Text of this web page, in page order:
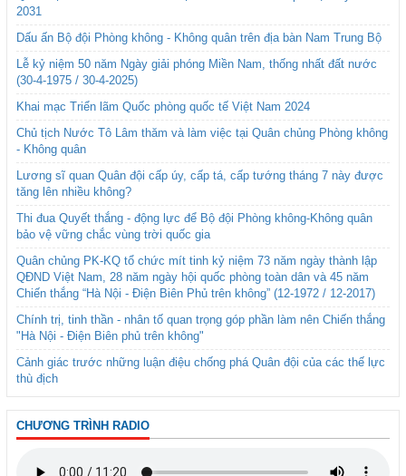
2031
Dấu ấn Bộ đội Phòng không - Không quân trên địa bàn Nam Trung Bộ
Lễ kỷ niệm 50 năm Ngày giải phóng Miền Nam, thống nhất đất nước
(30-4-1975 / 30-4-2025)
Khai mạc Triển lãm Quốc phòng quốc tế Việt Nam 2024
Chủ tịch Nước Tô Lâm thăm và làm việc tại Quân chủng Phòng không
- Không quân
Lương sĩ quan Quân đội cấp úy, cấp tá, cấp tướng tháng 7 này được
tăng lên nhiều không?
Thi đua Quyết thắng - động lực để Bộ đội Phòng không-Không quân
bảo vệ vững chắc vùng trời quốc gia
Quân chủng PK-KQ tổ chức mít tinh kỷ niệm 73 năm ngày thành lập
QĐND Việt Nam, 28 năm ngày hội quốc phòng toàn dân và 45 năm
Chiến thắng “Hà Nội - Điện Biên Phủ trên không” (12-1972 / 12-2017)
Chính trị, tinh thần - nhân tố quan trọng góp phần làm nên Chiến thắng
"Hà Nội - Điện Biên phủ trên không"
Cảnh giác trước những luận điệu chống phá Quân đội của các thế lực
thù địch
CHƯƠNG TRÌNH RADIO